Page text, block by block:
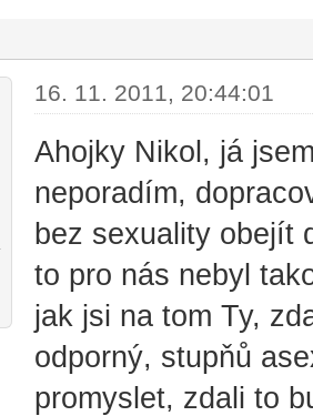
16. 11. 2011, 20:44:01
Ahojky Nikol, já
neporadím,
bez sexuality obejít
to pro nás nebyl
jak jsi na tom Ty,
odporný, stupňů
promyslet, zdali to